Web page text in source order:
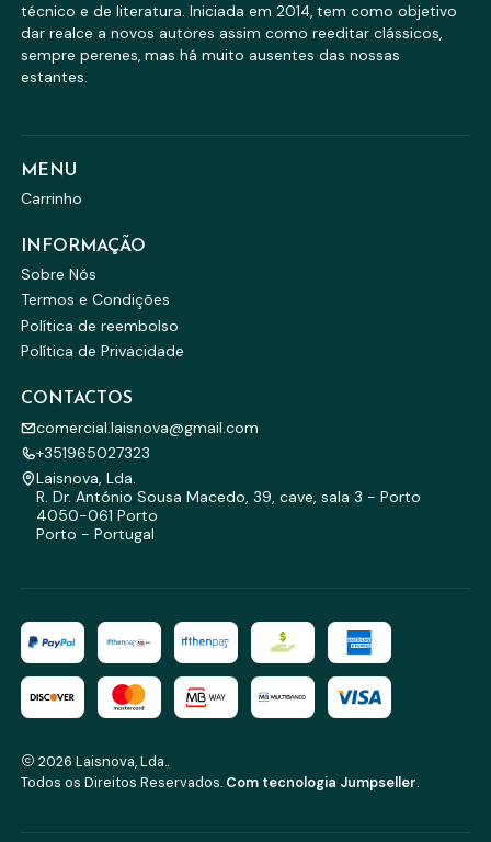
técnico e de literatura. Iniciada em 2014, tem como objetivo
dar realce a novos autores assim como reeditar clássicos,
sempre perenes, mas há muito ausentes das nossas
estantes.
MENU
Carrinho
INFORMAÇÃO
Sobre Nós
Termos e Condições
Política de reembolso
Política de Privacidade
CONTACTOS
comercial.laisnova@gmail.com
+351965027323
Laisnova, Lda.
R. Dr. António Sousa Macedo, 39, cave, sala 3 - Porto
4050-061 Porto
Porto - Portugal
2026 Laisnova, Lda..
Todos os Direitos Reservados. Com tecnologia Jumpseller.